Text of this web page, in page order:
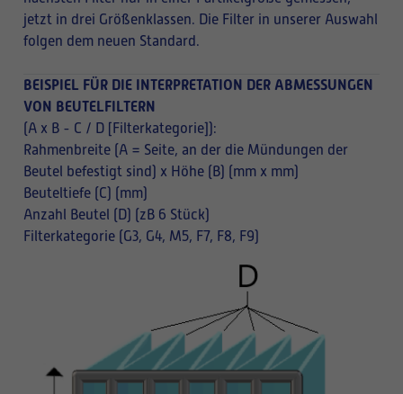
jetzt in drei Größenklassen. Die Filter in unserer Auswahl
folgen dem neuen Standard.
BEISPIEL FÜR DIE INTERPRETATION DER ABMESSUNGEN
VON BEUTELFILTERN
(A x B - C / D [Filterkategorie]):
Rahmenbreite (A = Seite, an der die Mündungen der
Beutel befestigt sind) x Höhe (B) (mm x mm)
Beuteltiefe (C) (mm)
Anzahl Beutel (D) (zB 6 Stück)
Filterkategorie (G3, G4, M5, F7, F8, F9)